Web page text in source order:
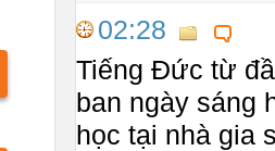
02:28
Tiếng Đức từ
ban ngày sáng
học tại nhà gia